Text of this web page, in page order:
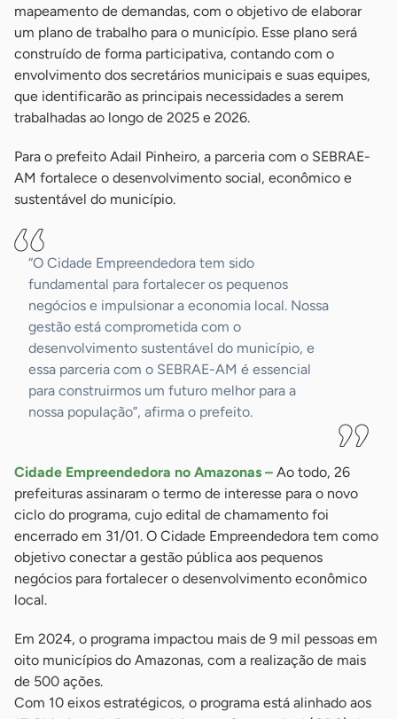
mapeamento de demandas, com o objetivo de elaborar
um plano de trabalho para o município. Esse plano será
construído de forma participativa, contando com o
envolvimento dos secretários municipais e suas equipes,
que identificarão as principais necessidades a serem
trabalhadas ao longo de 2025 e 2026.
Para o prefeito Adail Pinheiro, a parceria com o SEBRAE-
AM fortalece o desenvolvimento social, econômico e
sustentável do município.
“O Cidade Empreendedora tem sido
fundamental para fortalecer os pequenos
negócios e impulsionar a economia local. Nossa
gestão está comprometida com o
desenvolvimento sustentável do município, e
essa parceria com o SEBRAE-AM é essencial
para construirmos um futuro melhor para a
nossa população”, afirma o prefeito.
Cidade Empreendedora no Amazonas – Ao todo, 26
prefeituras assinaram o termo de interesse para o novo
ciclo do programa, cujo edital de chamamento foi
encerrado em 31/01. O Cidade Empreendedora tem como
objetivo conectar a gestão pública aos pequenos
negócios para fortalecer o desenvolvimento econômico
local.
Em 2024, o programa impactou mais de 9 mil pessoas em
oito municípios do Amazonas, com a realização de mais
de 500 ações.
Com 10 eixos estratégicos, o programa está alinhado aos